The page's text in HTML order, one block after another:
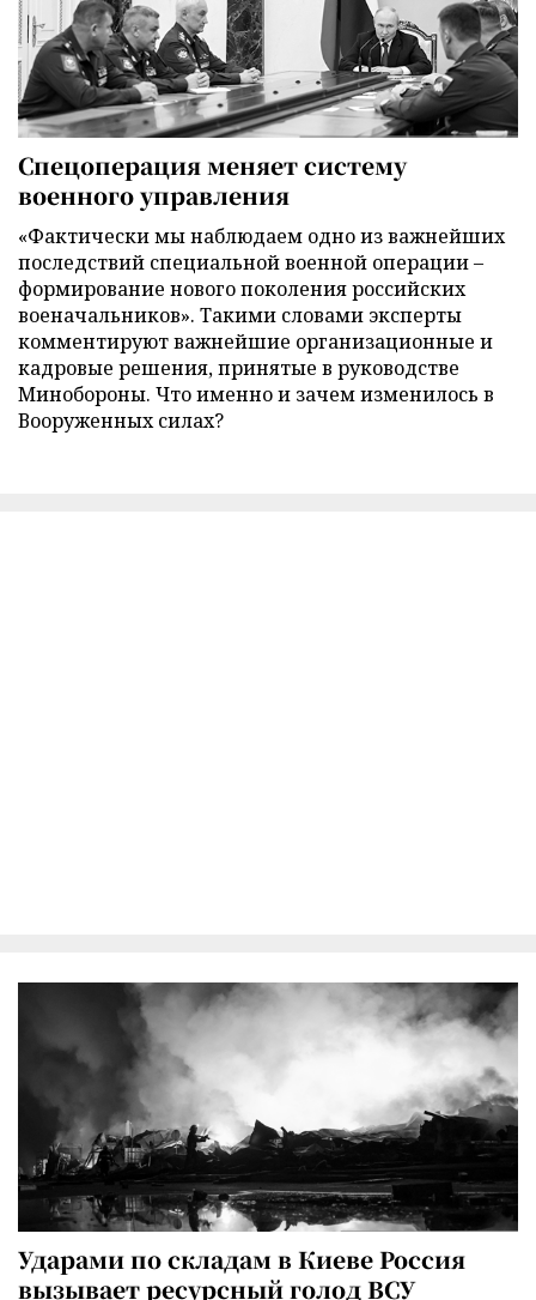
Спецоперация меняет систему
военного управления
«Фактически мы наблюдаем одно из важнейших
последствий специальной военной операции –
формирование нового поколения российских
военачальников». Такими словами эксперты
комментируют важнейшие организационные и
кадровые решения, принятые в руководстве
Минобороны. Что именно и зачем изменилось в
Вооруженных силах?
Ударами по складам в Киеве Россия
вызывает ресурсный голод ВСУ